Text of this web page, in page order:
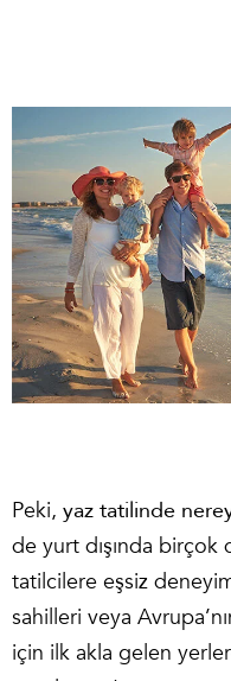
Peki, yaz tatilinde
de yurt dışında birçok
tatilcilere eşsiz
sahilleri veya
için ilk akla gelen